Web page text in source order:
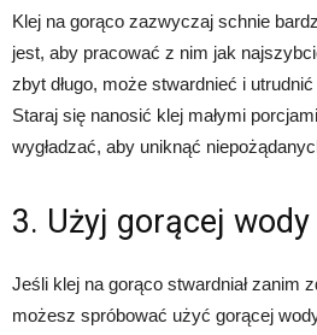
Klej na gorąco zazwyczaj schnie
jest, aby pracować z nim jak
zbyt długo, może stwardnieć i
Staraj się nanosić klej małymi
wygładzać, aby uniknąć
3. Użyj gorącej wody
Jeśli klej na gorąco stwardniał zanim
możesz spróbować użyć gorącej